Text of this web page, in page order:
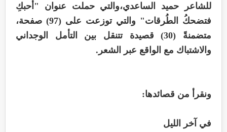
للشاعر حميد الساعدي،والتي حملت عنوان "أحبكِ
فتضحكُ الطُرقات" والتي توزعت على (97) صفحة،
متضمنةً (30) قصيدة تتنقل بين التأمل الوجداني
والاشتباك مع الواقع عبر الشعر.
ونقرأ من قصائدها:
في آخر الليل